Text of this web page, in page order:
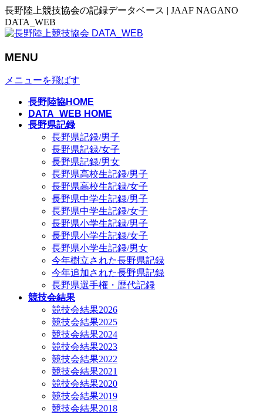
長野陸上競技協会の記録データベース | JAAF NAGANO
DATA_WEB
MENU
メニューを飛ばす
長野陸協HOME
DATA_WEB HOME
長野県記録
長野県記録/男子
長野県記録/女子
長野県記録/男女
長野県高校生記録/男子
長野県高校生記録/女子
長野県中学生記録/男子
長野県中学生記録/女子
長野県小学生記録/男子
長野県小学生記録/女子
長野県小学生記録/男女
今年樹立された長野県記録
今年追加された長野県記録
長野県選手権・歴代記録
競技会結果
競技会結果2026
競技会結果2025
競技会結果2024
競技会結果2023
競技会結果2022
競技会結果2021
競技会結果2020
競技会結果2019
競技会結果2018